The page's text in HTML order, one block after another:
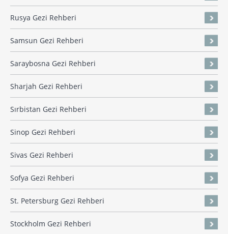
Rusya Gezi Rehberi
Samsun Gezi Rehberi
Saraybosna Gezi Rehberi
Sharjah Gezi Rehberi
Sırbistan Gezi Rehberi
Sinop Gezi Rehberi
Sivas Gezi Rehberi
Sofya Gezi Rehberi
St. Petersburg Gezi Rehberi
Stockholm Gezi Rehberi